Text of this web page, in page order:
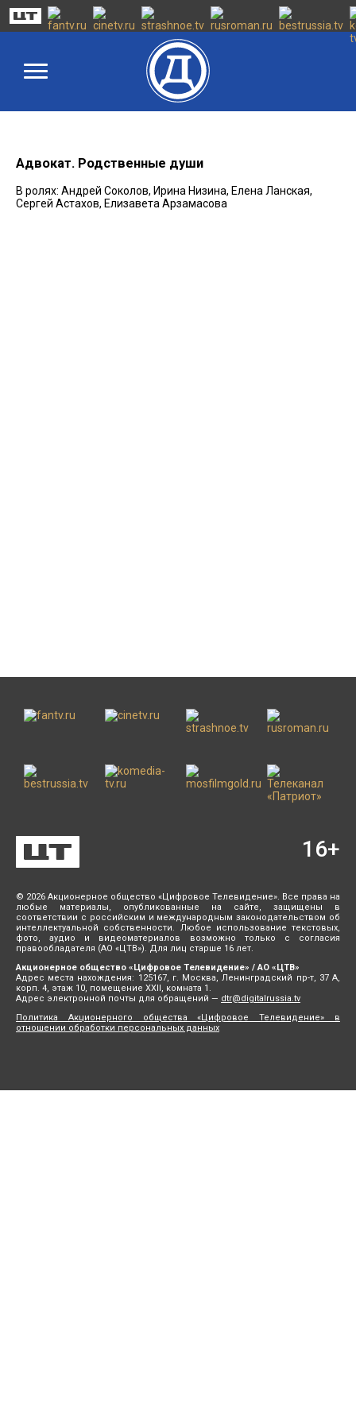
Адвокат. Родственные души
В ролях: Андрей Соколов, Ирина Низина, Елена Ланская,
Сергей Астахов, Елизавета Арзамасова
© 2026 Акционерное общество «Цифровое Телевидение». Все права на
любые материалы, опубликованные на сайте, защищены в
соответствии с российским и международным законодательством об
интеллектуальной собственности. Любое использование текстовых,
фото, аудио и видеоматериалов возможно только с согласия
правообладателя (АО «ЦТВ»). Для лиц старше 16 лет.
Акционерное общество «Цифровое Телевидение» / АО «ЦТВ»
Адрес места нахождения: 125167, г. Москва, Ленинградский пр-т, 37 А,
корп. 4, этаж 10, помещение XXII, комната 1.
Адрес электронной почты для обращений — dtr@digitalrussia.tv
Политика Акционерного общества «Цифровое Телевидение» в
отношении обработки персональных данных
16+